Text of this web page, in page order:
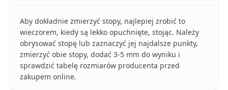
Aby dokładnie zmierzyć stopy, najlepiej zrobić to
wieczorem, kiedy są lekko opuchnięte, stojąc. Należy
obrysować stopę lub zaznaczyć jej najdalsze punkty,
zmierzyć obie stopy, dodać 3-5 mm do wyniku i
sprawdzić tabelę rozmiarów producenta przed
zakupem online.